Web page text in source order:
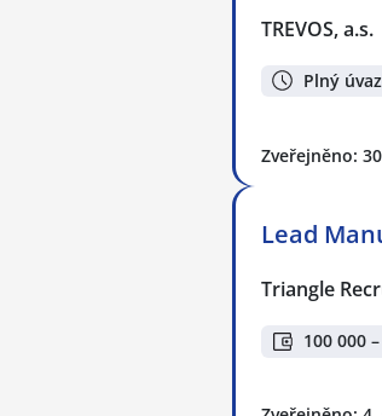
TREVOS, a.s.
Plný
Zveřejněno:
Lead
Triangle
100 000